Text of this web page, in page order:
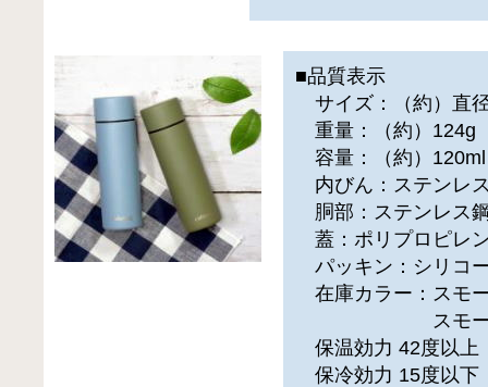
■品質表示
サイズ：（約）直
重量：（約）124g
容量：（約）120ml
内びん：ステンレ
胴部：ステンレス
蓋：ポリプロピレ
パッキン：シリコ
在庫カラー：スモ
スモーキー
保温効力 42度以上
保冷効力 15度以下